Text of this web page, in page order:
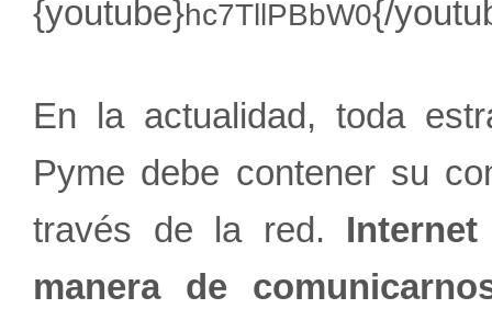
{youtube}hc7TllPBbW0{/
En la actualidad, toda
Pyme debe contener su
través de la red.
manera de